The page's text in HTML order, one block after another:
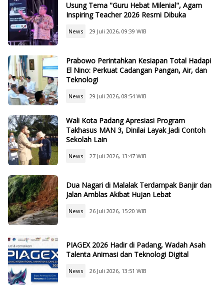
Usung Tema "Guru Hebat Milenial", Agam
Inspiring Teacher 2026 Resmi Dibuka
News 29 Juli 2026, 09:39 WIB
Prabowo Perintahkan Kesiapan Total Hadapi
El Nino: Perkuat Cadangan Pangan, Air, dan
Teknologi
News 29 Juli 2026, 08:54 WIB
Wali Kota Padang Apresiasi Program
Takhasus MAN 3, Dinilai Layak Jadi Contoh
Sekolah Lain
News 27 Juli 2026, 13:47 WIB
Dua Nagari di Malalak Terdampak Banjir dan
Jalan Amblas Akibat Hujan Lebat
News 26 Juli 2026, 15:20 WIB
PIAGEX 2026 Hadir di Padang, Wadah Asah
Talenta Animasi dan Teknologi Digital
News 26 Juli 2026, 13:51 WIB